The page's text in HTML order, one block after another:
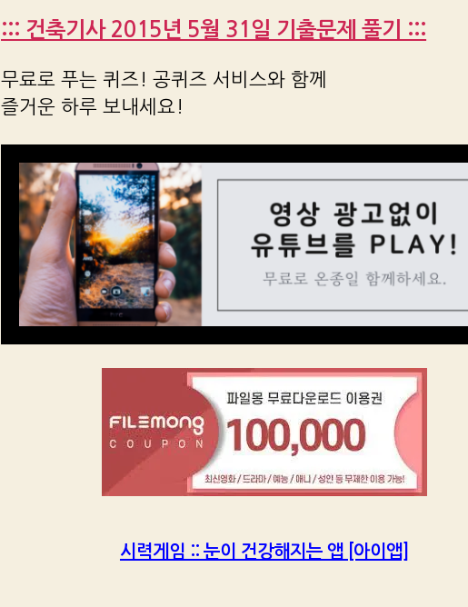
::: 건축기사 2015년 5월 31일 기출문제 풀기 :::
무료로 푸는 퀴즈! 공퀴즈 서비스와 함께
즐거운 하루 보내세요!
시력게임 :: 눈이 건강해지는 앱 [아이앱]